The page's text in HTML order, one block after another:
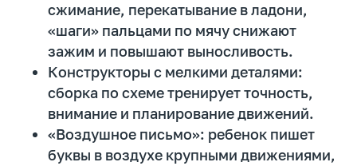
сжимание, перекатывание в ладони,
«шаги» пальцами по мячу снижают
зажим и повышают выносливость.
Конструкторы с мелкими деталями:
сборка по схеме тренирует точность,
внимание и планирование движений.
«Воздушное письмо»: ребенок пишет
буквы в воздухе крупными движениями,
Получить полезные материалы